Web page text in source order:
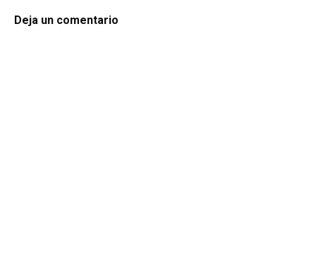
Deja un comentario